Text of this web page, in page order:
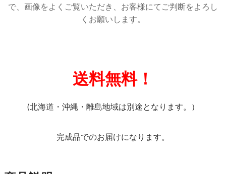
で、画像をよくご覧いただき、お客様にてご判断をよろし
くお願いします。
送料無料！
(北海道・沖縄・離島地域は別途となります。）
完成品でのお届けになります。